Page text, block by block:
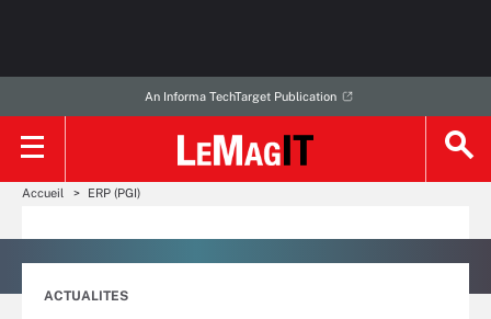
An Informa TechTarget Publication
Accueil ERP (PGI)
ACTUALITES